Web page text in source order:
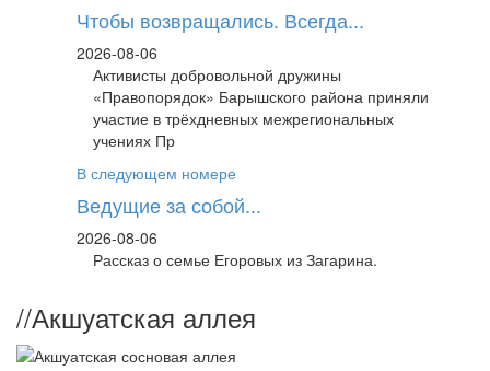
Чтобы возвращались. Всегда...
2026-08-06
Активисты добровольной дружины
«Правопорядок» Барышского района приняли
участие в трёхдневных межрегиональных
учениях Пр
В следующем номере
Ведущие за собой...
2026-08-06
Рассказ о семье Егоровых из Загарина.
//Акшуатская аллея